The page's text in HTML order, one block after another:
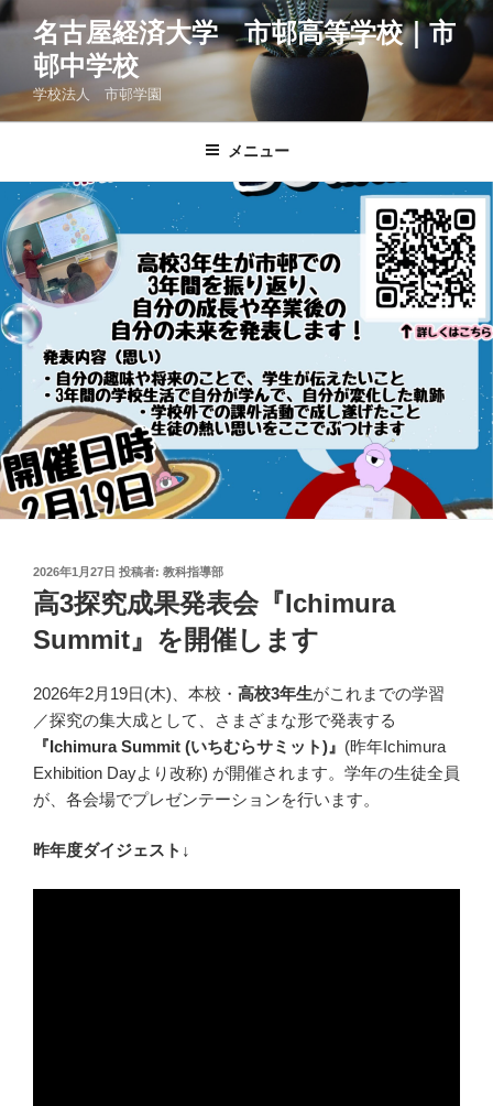
コ
ン
ツ
ッ
プ
名古屋経済大学 市邨高等学校｜市
邨中学校
学校法人 市邨学園
メニュー
投
稿
日:
2026年1月27日 投稿者: 教科指導部
高3探究成果発表会『Ichimura
Summit』を開催します
2026年2月19日(木)、本校・ 高校3年生がこれまでの学習
／探究の集大成として、さまざまな形で発表する
『Ichimura Summit (いちむらサミット)』 (昨年Ichimura
Exhibition Dayより改称) が開催されます。学年の生徒全員
が、各会場でプレゼンテーションを行います。
昨年度ダイジェスト↓